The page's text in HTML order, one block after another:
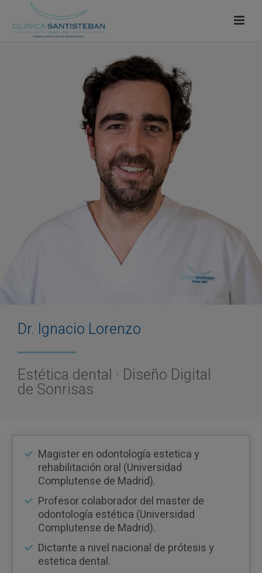
Dr. Ignacio Lorenzo
Estética dental · Diseño Digital
de Sonrisas
Magister en odontología estetica y
rehabilitación oral (Universidad
Complutense de Madrid).
Profesor colaborador del master de
odontología estética (Universidad
Complutense de Madrid).
Dictante a nivel nacional de prótesis y
estetica dental.